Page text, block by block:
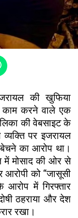
की खुफिया
काम करने वाले एक
की वेबसाइट के
पर इजरायल
का आरोप था।
में मोसाद की ओर से
आरोपी को “जासूसी
में गिरफ्तार
ठहराया और देश
रखा।